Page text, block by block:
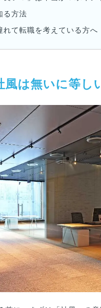
る方法
て転職を考えている方へ
風は無いに等し